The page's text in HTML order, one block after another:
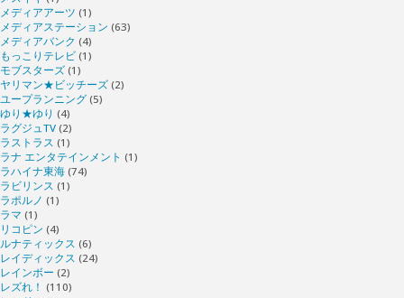
メディアアーツ (1)
メディアステーション (63)
メディアバンク (4)
もっこりテレビ (1)
モブスターズ (1)
ヤリマン★ビッチーズ (2)
ユープランニング (5)
ゆり★ゆり (4)
ラグジュTV (2)
ラストラス (1)
ラナ エンタテインメント (1)
ラハイナ東海 (74)
ラビリンス (1)
ラポルノ (1)
ラマ (1)
リコピン (4)
ルナティックス (6)
レイディックス (24)
レインボー (2)
レズれ！ (110)